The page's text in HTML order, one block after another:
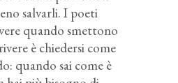
salvarli. I poeti
quando smettono
è chiedersi come
quando sai come è